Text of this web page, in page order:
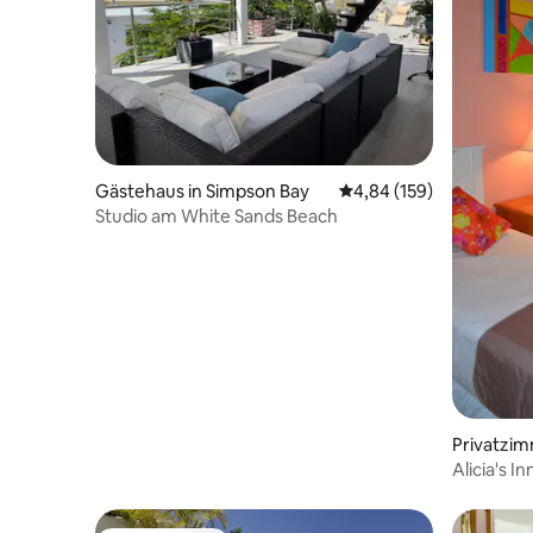
Gästehaus in Simpson Bay Durchschnittliche
4,84 (159)
Studio am White Sands Beach
Alicia's